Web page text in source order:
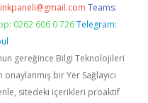
Teams:
0262 606 0 726 Telegram:
gereğince Bilgi Teknolojileri
bir Yer Sağlayıcı
sitedeki içerikleri proaktif